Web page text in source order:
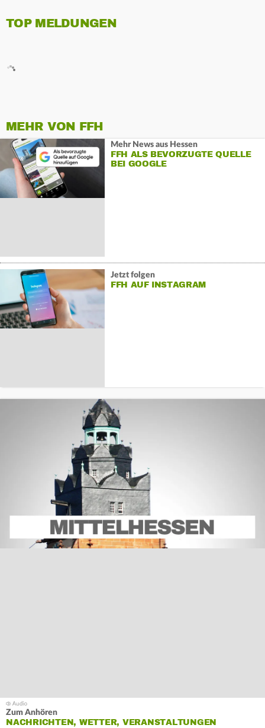
TOP MELDUNGEN
MEHR VON FFH
Mehr News aus Hessen
FFH ALS BEVORZUGTE QUELLE
BEI GOOGLE
Jetzt folgen
FFH AUF INSTAGRAM
Zum Anhören
NACHRICHTEN, WETTER, VERANSTALTUNGEN